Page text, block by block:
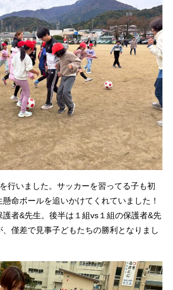
行いました。サッカーを習ってる子も初
命ボールを追いかけてくれていました！
者&先生。後半は１組vs１組の保護者&先
僅差で見事子どもたちの勝利となりまし